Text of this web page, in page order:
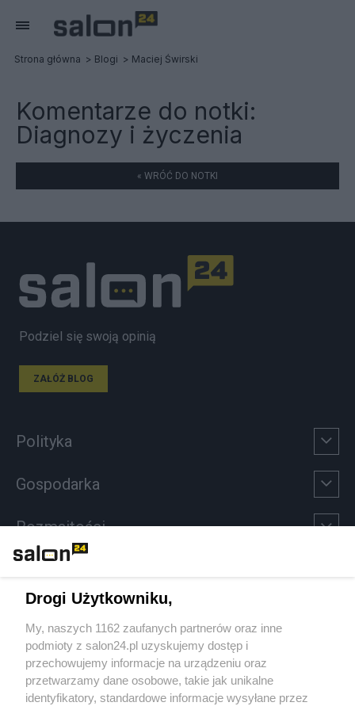
Strona główna Blogi Maciej Świrski
Komentarze do notki:
Diagnozy i życzenia
« WRÓĆ DO NOTKI
Podziel się swoją opinią
ZAŁÓŻ BLOG
Polityka
Gospodarka
Rozmaitości
Sport
Społeczeństwo
Kultura
Drogi Użytkowniku,
My, naszych 1162 zaufanych partnerów oraz inne
podmioty z salon24.pl uzyskujemy dostęp i
przechowujemy informacje na urządzeniu oraz
przetwarzamy dane osobowe, takie jak unikalne
identyfikatory, standardowe informacje wysyłane przez